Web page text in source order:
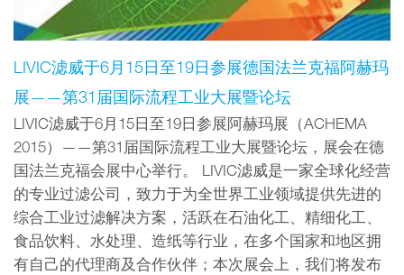
LIVIC滤威于6月15日至19日参展德国法兰克福阿赫玛
展——第31届国际流程工业大展暨论坛
LIVIC滤威于6月15日至19日参展阿赫玛展（ACHEMA
2015）——第31届国际流程工业大展暨论坛，展会在德
国法兰克福会展中心举行。 LIVIC滤威是一家全球化经营
的专业过滤公司，致力于为全世界工业领域提供先进的
综合工业过滤解决方案，活跃在石油化工、精细化工、
食品饮料、水处理、造纸等行业，在多个国家和地区拥
有自己的代理商及合作伙伴；本次展会上，我们将发布